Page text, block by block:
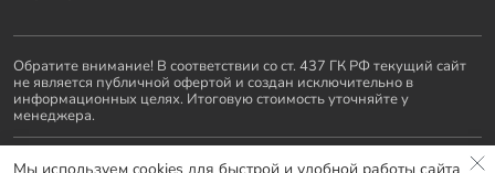
Обратите внимание! В соответствии со ст. 437 ГК РФ текущий сайт
не является публичной офертой и создан исключительно в
информационных целях. Итоговую стоимость уточняйте у
менеджера.
Остальные проекты KZS GROUP